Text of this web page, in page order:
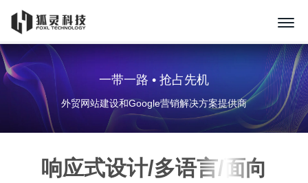
一带一路 • 抢占先机
外贸网站建设和Google营销解决方案提供商
响应式设计/多语言/面向